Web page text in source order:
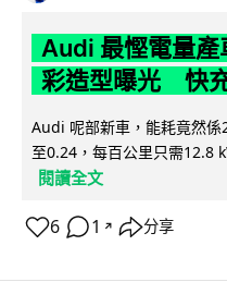
Audi 最慳電量
彩造型曝光 快
Audi 呢部新車，能耗竟然
至0.24，每百公里只需12.8
閱讀全文
6 1 ↗ 分享